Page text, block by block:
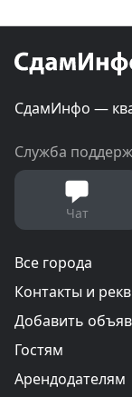
СдамИнфо —
Служба
Чат
Все города
Контакты и
Добавить
Гостям
Арендодателям